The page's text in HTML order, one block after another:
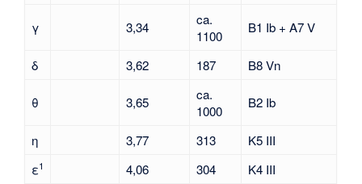
γ 3,34
ca.
1100
B1 Ib + A7 V
δ 3,62 187 B8 Vn
θ 3,65
ca.
1000
B2 Ib
η 3,77 313
K5 III
ε1 4,06 304
K4 III